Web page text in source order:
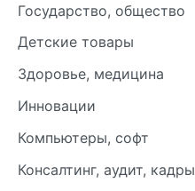
Государство, общество
Детские товары
Здоровье, медицина
Инновации
Компьютеры, софт
Консалтинг, аудит, кадры